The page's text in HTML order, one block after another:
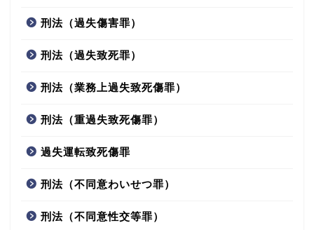
刑法（過失傷害罪）
刑法（過失致死罪）
刑法（業務上過失致死傷罪）
刑法（重過失致死傷罪）
過失運転致死傷罪
刑法（不同意わいせつ罪）
刑法（不同意性交等罪）